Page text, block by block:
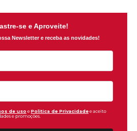
se e Aproveite!
Newsletter e receba as novidades!
de uso ePolitica de Privacidadee aceito
e promoções.